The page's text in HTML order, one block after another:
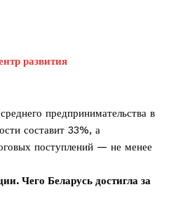
развития
предпринимательства в
составит 33%, а
поступлений — не менее
Чего Беларусь достигла за